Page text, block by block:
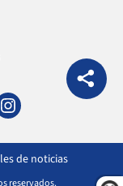
de noticias